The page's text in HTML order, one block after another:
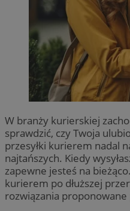
W branży kurierskiej
sprawdzić, czy Twoja
przesyłki kurierem nadal
najtańszych. Kiedy
zapewne jesteś na
kurierem po dłuższej
rozwiązania